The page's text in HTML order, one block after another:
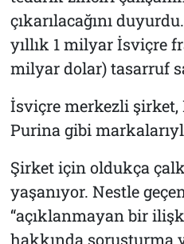
çıkarılacağını
yıllık 1 milyar İsviçre
milyar dolar) tasarruf
İsviçre merkezli şirket,
Purina gibi
Şirket için oldukça
yaşanıyor. Nestle
“açıklanmayan bir
hakkında soruşturma